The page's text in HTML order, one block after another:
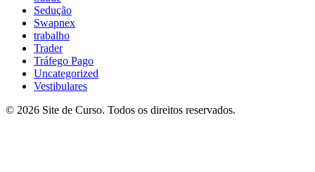
Sedução
Swapnex
trabalho
Trader
Tráfego Pago
Uncategorized
Vestibulares
© 2026 Site de Curso. Todos os direitos reservados.